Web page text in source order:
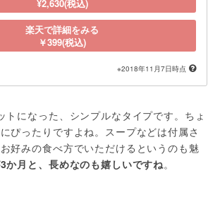
¥2,630(税込)
楽天で詳細をみる
￥399(税込)
※2018年11月7日時点
トになった、シンプルなタイプです。ちょ
ぴったりですよね。スープなどは付属さ
好みの食べ方でいただけるというのも魅
か月と、長めなのも嬉しいですね。